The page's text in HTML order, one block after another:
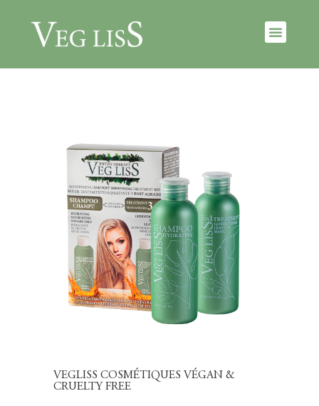
VEGLISS COSMÉTIQUES VÉGAN &
CRUELTY FREE